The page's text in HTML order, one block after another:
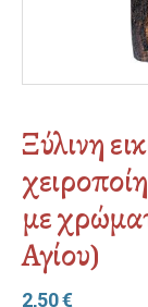
Ξύλινη
με
Αγίου)
2,50€